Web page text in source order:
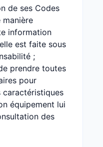
de ses Codes
manière
information
est faite sous
;
prendre toutes
pour
caractéristiques
équipement lui
des